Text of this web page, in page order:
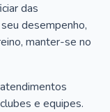
das
desempenho,
manter-se no
e equipes.